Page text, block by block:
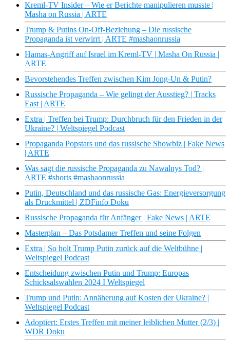
Kreml-TV Insider – Wie er Berichte manipulieren musste |
Masha on Russia | ARTE
Trump & Putins On-Off-Beziehung – Die russische
Propaganda ist verwirrt | ARTE #mashaonrussia
Hamas-Angriff auf Israel im Kreml-TV | Masha On Russia |
ARTE
Bevorstehendes Treffen zwischen Kim Jong-Un & Putin?
Russische Propaganda – Wie gelingt der Ausstieg? | Tracks
East | ARTE
Extra | Treffen bei Trump: Durchbruch für den Frieden in der
Ukraine? | Weltspiegel Podcast
Propaganda Popstars und das russische Showbiz | Fake News
| ARTE
Was sagt die russische Propaganda zu Nawalnys Tod? |
ARTE #shorts #mashaonrussia
Putin, Deutschland und das russische Gas: Energieversorgung
als Druckmittel | ZDFinfo Doku
Russische Propaganda für Anfänger | Fake News | ARTE
Masterplan – Das Potsdamer Treffen und seine Folgen
Extra | So holt Trump Putin zurück auf die Weltbühne |
Weltspiegel Podcast
Entscheidung zwischen Putin und Trump: Europas
Schicksalswahlen 2024 I Weltspiegel
Trump und Putin: Annäherung auf Kosten der Ukraine? |
Weltspiegel Podcast
Adoptiert: Erstes Treffen mit meiner leiblichen Mutter (2/3) |
WDR Doku